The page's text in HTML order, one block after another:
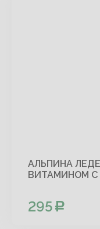
АЛЬПИНА
ВИТАМИНОМ С
295